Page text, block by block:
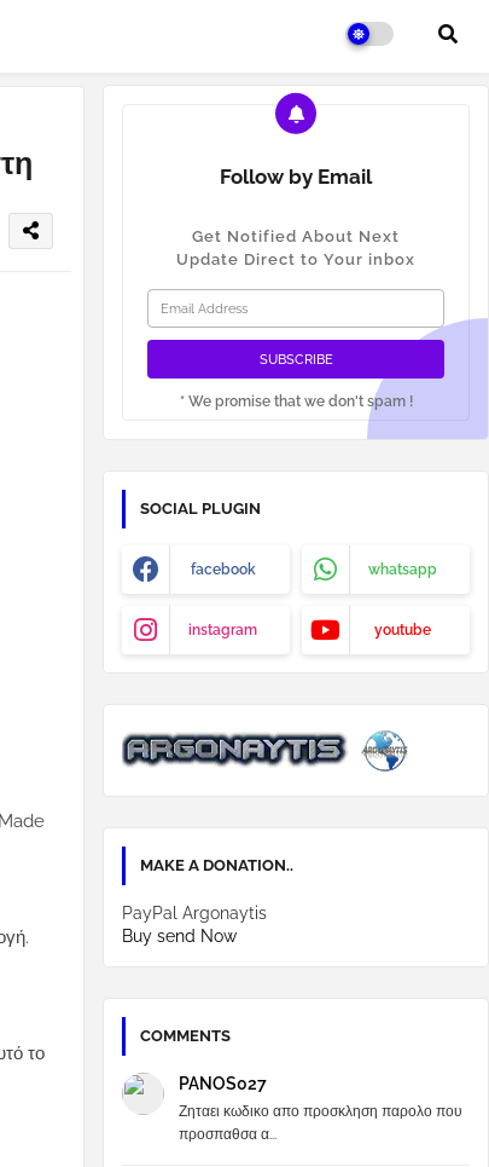
το
Follow by Email
Get Notified About Next
Update Direct to Your inbox
* We promise that we don't spam !
SOCIAL PLUGIN
facebook whatsapp
instagram youtube
MAKE A DONATION..
PayPal Argonaytis
Buy send Now
COMMENTS
PANOS027
Ζηταει κωδικο απο προσκληση παρολο που
προσπαθσα α...